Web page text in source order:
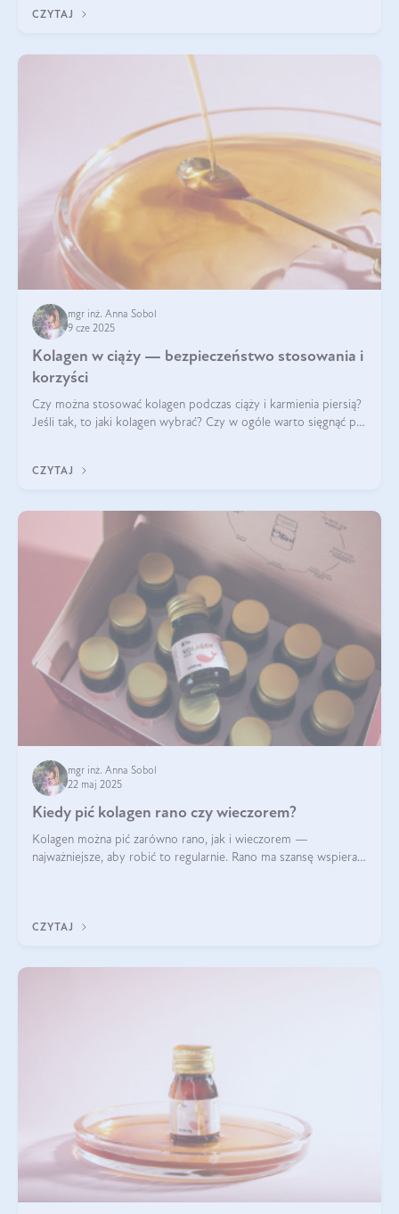
CZYTAJ
mgr inż. Anna Sobol
9 cze 2025
Kolagen w ciąży — bezpieczeństwo stosowania i
korzyści
Czy można stosować kolagen podczas ciąży i karmienia piersią?
Jeśli tak, to jaki kolagen wybrać? Czy w ogóle warto sięgnąć po
CZYTAJ
mgr inż. Anna Sobol
22 maj 2025
Kiedy pić kolagen rano czy wieczorem?
Kolagen można pić zarówno rano, jak i wieczorem —
najważniejsze, aby robić to regularnie. Rano ma szansę wspierać
CZYTAJ